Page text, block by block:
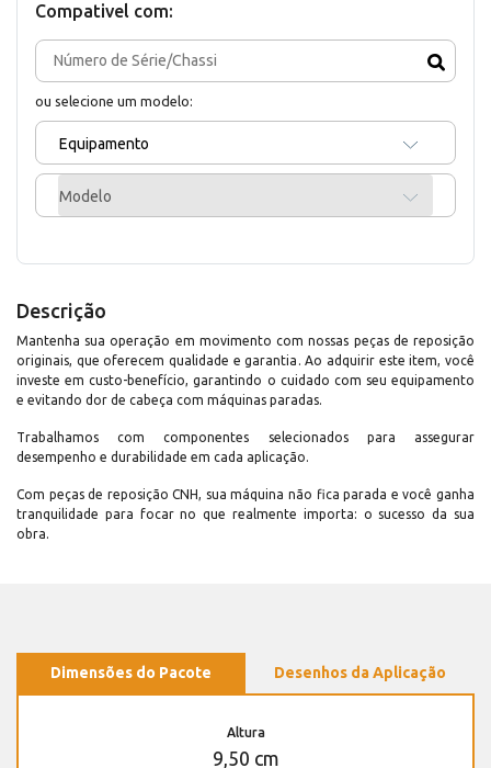
Compativel com:
ou selecione um modelo:
Equipamento
Modelo
Descrição
Mantenha sua operação em movimento com nossas peças de reposição
originais, que oferecem qualidade e garantia. Ao adquirir este item, você
investe em custo-benefício, garantindo o cuidado com seu equipamento
e evitando dor de cabeça com máquinas paradas.
Trabalhamos com componentes selecionados para assegurar
desempenho e durabilidade em cada aplicação.
Com peças de reposição CNH, sua máquina não fica parada e você ganha
tranquilidade para focar no que realmente importa: o sucesso da sua
obra.
Dimensões do Pacote Desenhos da Aplicação
Altura
9,50 cm